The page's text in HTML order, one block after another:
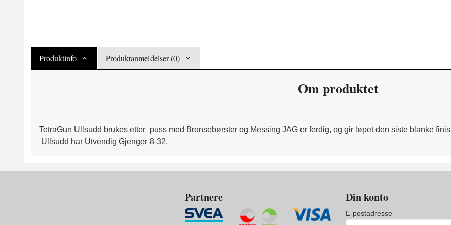
Produktinfo Produktanmeldelser (0)
Om produktet
TetraGun Ullsudd brukes etter puss med Bronsebørster og Messing JAG er ferdig, og gir løpet den siste blanke
Ullsudd har Utvendig Gjenger 8-32.
Partnere Din konto
E-postadresse